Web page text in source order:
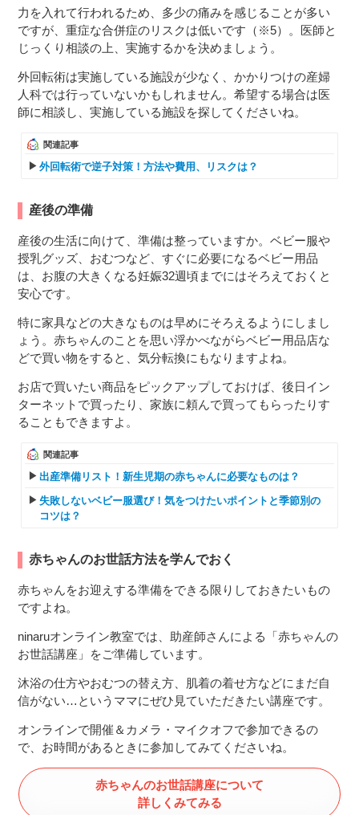
力を入れて行われるため、多少の痛みを感じることが多い
ですが、重症な合併症のリスクは低いです（※5）。医師と
じっくり相談の上、実施するかを決めましょう。
外回転術は実施している施設が少なく、かかりつけの産婦
人科では行っていないかもしれません。希望する場合は医
師に相談し、実施している施設を探してくださいね。
関連記事
外回転術で逆子対策！方法や費用、リスクは？
産後の準備
産後の生活に向けて、準備は整っていますか。ベビー服や
授乳グッズ、おむつなど、すぐに必要になるベビー用品
は、お腹の大きくなる妊娠32週頃までにはそろえておくと
安心です。
特に家具などの大きなものは早めにそろえるようにしまし
ょう。赤ちゃんのことを思い浮かべながらベビー用品店な
どで買い物をすると、気分転換にもなりますよね。
お店で買いたい商品をピックアップしておけば、後日イン
ターネットで買ったり、家族に頼んで買ってもらったりす
ることもできますよ。
関連記事
出産準備リスト！新生児期の赤ちゃんに必要なものは？
失敗しないベビー服選び！気をつけたいポイントと季節別の
コツは？
赤ちゃんのお世話方法を学んでおく
赤ちゃんをお迎えする準備をできる限りしておきたいもの
ですよね。
ninaruオンライン教室では、助産師さんによる「赤ちゃんの
お世話講座」をご準備しています。
沐浴の仕方やおむつの替え方、肌着の着せ方などにまだ自
信がない…というママにぜひ見ていただきたい講座です。
オンラインで開催＆カメラ・マイクオフで参加できるの
で、お時間があるときに参加してみてくださいね。
赤ちゃんのお世話講座について
詳しくみてみる